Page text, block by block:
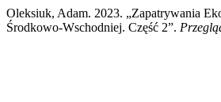
Oleksiuk, Adam. 2023. „Zapatrywania
Środkowo-Wschodniej. Część 2”.